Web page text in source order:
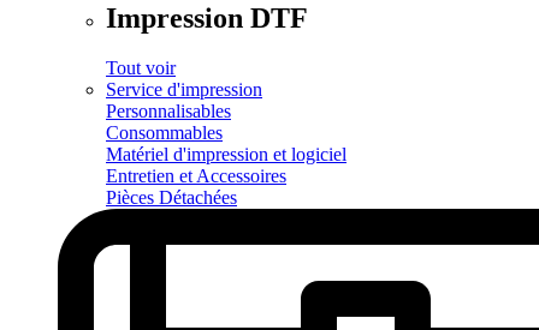
Impression DTF
Tout voir
Service d'impression
Personnalisables
Consommables
Matériel d'impression et logiciel
Entretien et Accessoires
Pièces Détachées